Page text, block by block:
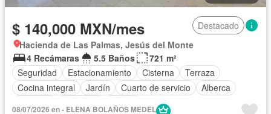
$ 140,000 MXN/mes
Destacado
Hacienda de Las Palmas, Jesús del Monte
4 Recámaras
5.5 Baños
721 m²
Seguridad
Estacionamiento Cisterna
Terraza
Cocina integral
Jardín Cuarto de servicio
Alberca
Balcón
08/07/2026 en - ELENA BOLAÑOS MEDEL